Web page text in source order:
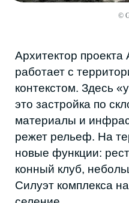
©
начинает с базового: как
материалы под рукой,
сохранились.